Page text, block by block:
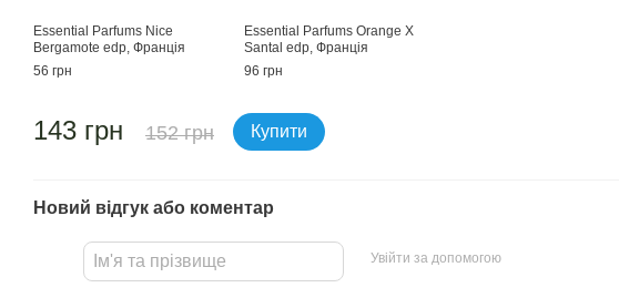
Essential Parfums Nice
Bergamote edp, Франція
56 грн
Essential Parfums Orange X
Santal edp, Франція
96 грн
143 грн 152 грн Купити
Новий відгук або коментар
Увійти за допомогою